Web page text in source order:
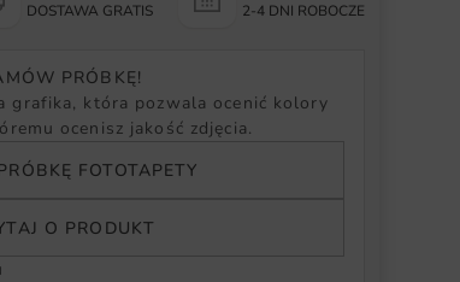
DOSTAWA GRATIS
2-4 DNI ROBOCZE
PRÓBKĘ!
grafika, która pozwala ocenić kolory
ocenisz jakość zdjęcia.
FOTOTAPETY
O PRODUKT